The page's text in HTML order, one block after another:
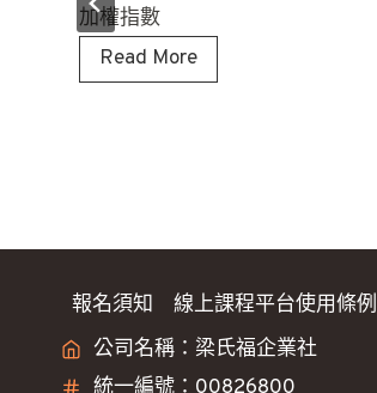
加權指數
Read More8
/
法
享
報名須知
線上課程平台使用條例
公司名稱：梁氏福企業社